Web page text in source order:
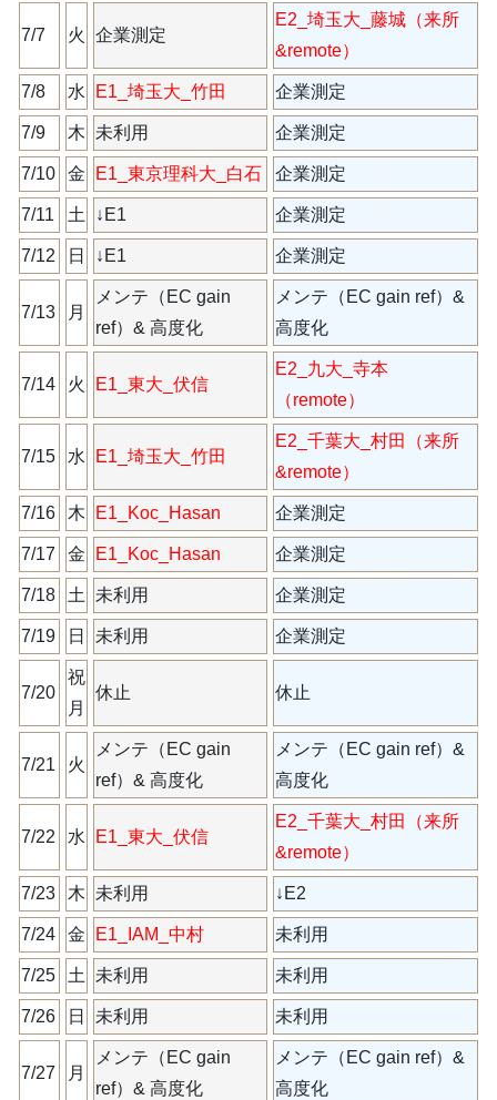
7/7 火 企業測定
E2_埼玉大_藤城（来所
&remote）
7/8 水 E1_埼玉大_竹田 企業測定
7/9 木 未利用 企業測定
7/10 金 E1_東京理科大_白石 企業測定
7/11 土 ↓E1 企業測定
7/12 日 ↓E1 企業測定
7/13 月
メンテ（EC gain
ref）& 高度化
メンテ（EC gain ref）&
高度化
7/14 火 E1_東大_伏信
E2_九大_寺本
（remote）
7/15 水 E1_埼玉大_竹田
E2_千葉大_村田（来所
&remote）
7/16 木 E1_Koc_Hasan 企業測定
7/17 金 E1_Koc_Hasan 企業測定
7/18 土 未利用 企業測定
7/19 日 未利用 企業測定
7/20
祝
月
休止 休止
7/21 火
メンテ（EC gain
ref）& 高度化
メンテ（EC gain ref）&
高度化
7/22 水 E1_東大_伏信
E2_千葉大_村田（来所
&remote）
7/23 木 未利用 ↓E2
7/24 金 E1_IAM_中村 未利用
7/25 土 未利用 未利用
7/26 日 未利用 未利用
7/27 月
メンテ（EC gain
ref）& 高度化
メンテ（EC gain ref）&
高度化